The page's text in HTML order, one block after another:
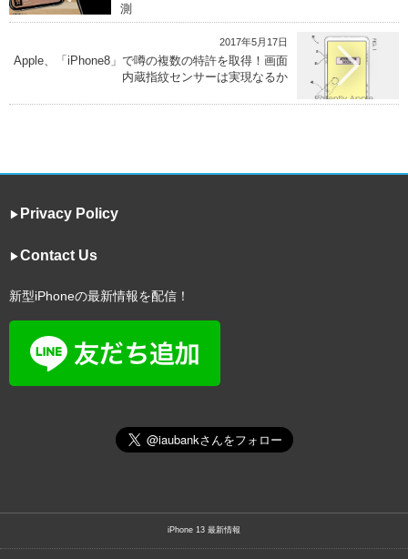
測
2017年5月17日
Apple、「iPhone8」で噂の複数の特許を取得！画面
内蔵指紋センサーは実現なるか
▶︎ Privacy Policy
▶︎Contact Us
新型iPhoneの最新情報を配信！
iPhone 13 最新情報